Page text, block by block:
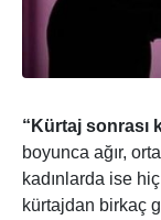
“Kürtaj sonrası
boyunca ağır,
kadınlarda ise
kürtajdan birkaç